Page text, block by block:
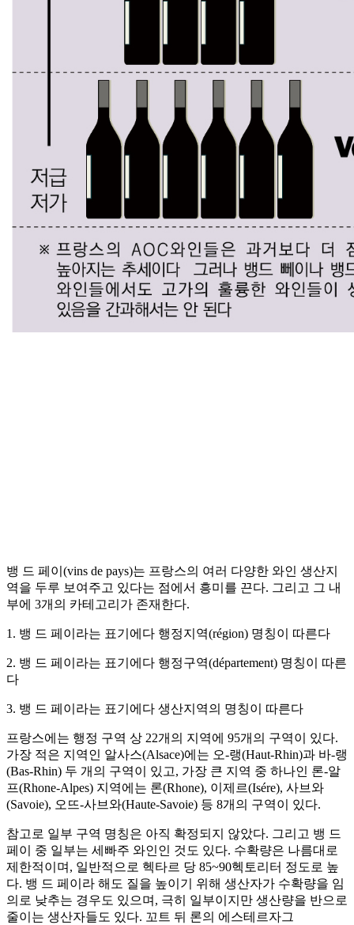
뱅 드 페이(vins de pays)는 프랑스의 여러 다양한 와인 생산지
역을 두루 보여주고 있다는 점에서 흥미를 끈다. 그리고 그 내
부에 3개의 카테고리가 존재한다.
1. 뱅 드 페이라는 표기에다 행정지역(région) 명칭이 따른다
2. 뱅 드 페이라는 표기에다 행정구역(département) 명칭이 따른
다
3. 뱅 드 페이라는 표기에다 생산지역의 명칭이 따른다
프랑스에는 행정 구역 상 22개의 지역에 95개의 구역이 있다.
가장 적은 지역인 알사스(Alsace)에는 오-랭(Haut-Rhin)과 바-랭
(Bas-Rhin) 두 개의 구역이 있고, 가장 큰 지역 중 하나인 론-알
프(Rhone-Alpes) 지역에는 론(Rhone), 이제르(Isére), 사브와
(Savoie), 오뜨-사브와(Haute-Savoie) 등 8개의 구역이 있다.
참고로 일부 구역 명칭은 아직 확정되지 않았다. 그리고 뱅 드
페이 중 일부는 세빠주 와인인 것도 있다. 수확량은 나름대로
제한적이며, 일반적으로 헥타르 당 85~90헥토리터 정도로 높
다. 뱅 드 페이라 해도 질을 높이기 위해 생산자가 수확량을 임
의로 낮추는 경우도 있으며, 극히 일부이지만 생산량을 반으로
줄이는 생산자들도 있다. 꼬트 뒤 론의 에스테르자그